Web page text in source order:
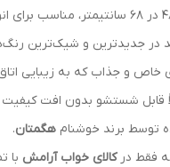
در جدیدترین و شیک‌ترین
خاص و جذاب که به زیبایی
قابل شستشو بدون افت کیفیت
توسط برند خوشنام هگمتان.
فقط درکالای خواب آرامش با